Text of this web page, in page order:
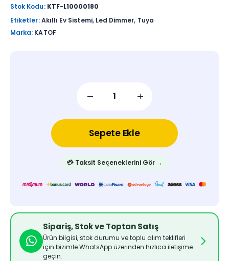
Stok Kodu: KTF-L10000180
Etiketler:Akıllı Ev Sistemi, Led Dimmer, Tuya
Marka: KATOF
Sepete Ekle
💳 Taksit Seçeneklerini Gör →
Sipariş, Stok ve Toptan Satış
Ürün bilgisi, stok durumu ve toplu alım teklifleri
için bizimle WhatsApp üzerinden hızlıca iletişime
geçin.